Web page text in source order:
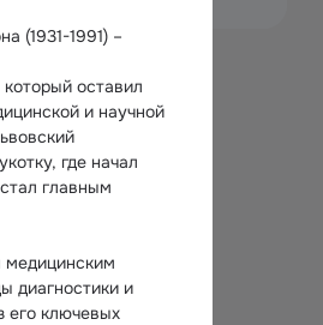
(1931-1991) –
оставил
и научной
где начал
главным
диагностики и
его ключевых